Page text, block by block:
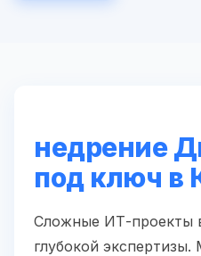
недрение
под ключ в
Сложные ИТ-проекты
глубокой